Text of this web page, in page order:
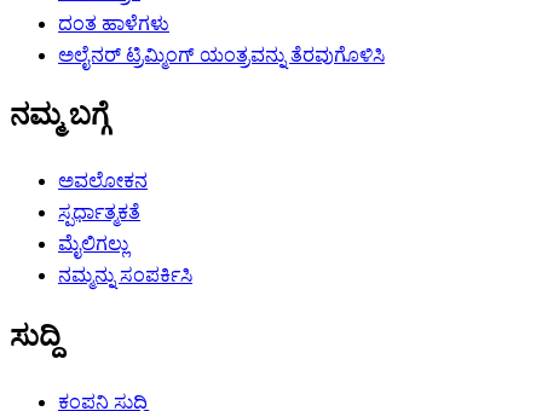
ದಂತ ಹಾಳೆಗಳು
ಅಲೈನರ್ ಟ್ರಿಮ್ಮಿಂಗ್ ಯಂತ್ರವನ್ನು ತೆರವುಗೊಳಿಸಿ
ನಮ್ಮ ಬಗ್ಗೆ
ಅವಲೋಕನ
ಸ್ಪರ್ಧಾತ್ಮಕತೆ
ಮೈಲಿಗಲ್ಲು
ನಮ್ಮನ್ನು ಸಂಪರ್ಕಿಸಿ
ಸುದ್ದಿ
ಕಂಪನಿ ಸುದ್ದಿ